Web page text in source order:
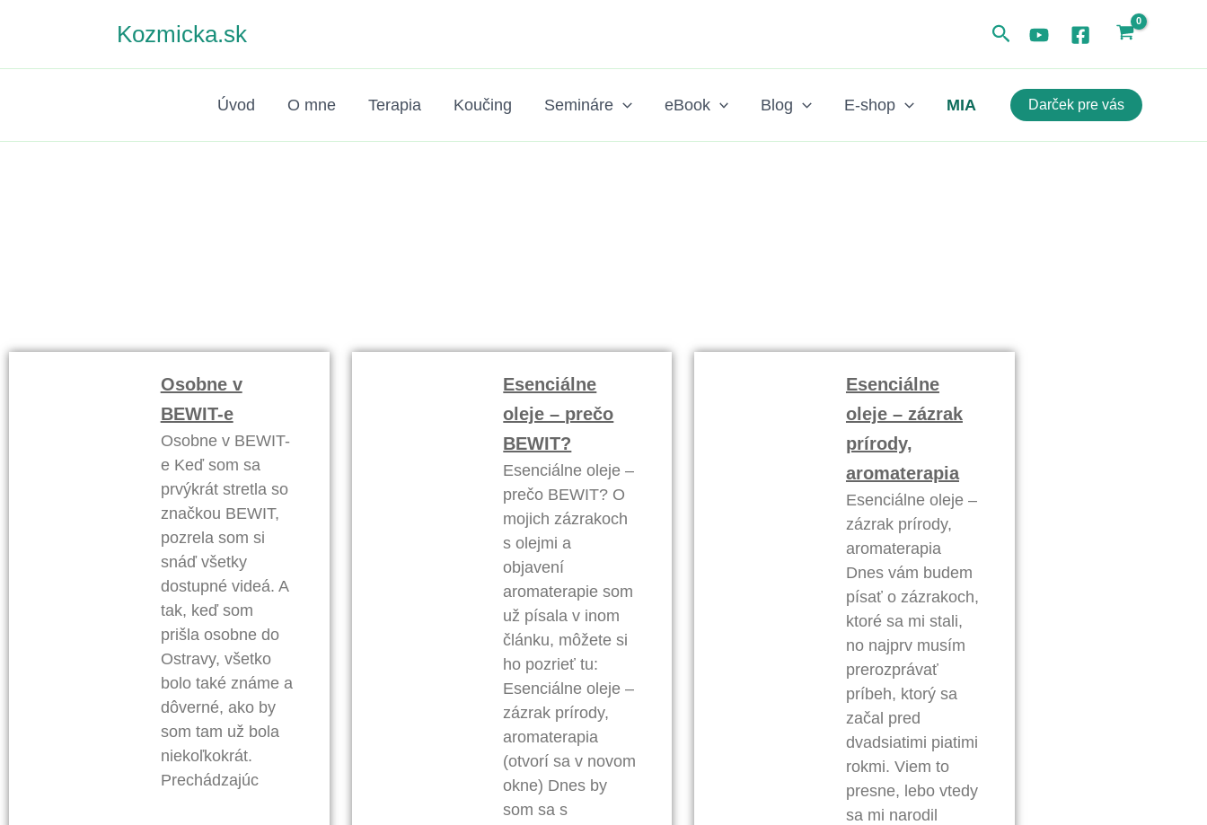
obsah
Kozmicka.sk Hľadať
Úvod O mne Terapia Koučing Semináre eBook Blog E-shop MIA Darček pre vás
Osobne v
BEWIT-e
Osobne v BEWIT-
e Keď som sa
prvýkrát stretla so
značkou BEWIT,
pozrela som si
snáď všetky
dostupné videá. A
tak, keď som
prišla osobne do
Ostravy, všetko
bolo také známe a
dôverné, ako by
som tam už bola
niekoľkokrát.
Prechádzajúc
Esenciálne
oleje – prečo
BEWIT?
Esenciálne oleje –
prečo BEWIT? O
mojich zázrakoch
s olejmi a
objavení
aromaterapie som
už písala v inom
článku, môžete si
ho pozrieť tu:
Esenciálne oleje –
zázrak prírody,
aromaterapia
(otvorí sa v novom
okne) Dnes by
som sa s
Esenciálne
oleje – zázrak
prírody,
aromaterapia
Esenciálne oleje –
zázrak prírody,
aromaterapia
Dnes vám budem
písať o zázrakoch,
ktoré sa mi stali,
no najprv musím
prerozprávať
príbeh, ktorý sa
začal pred
dvadsiatimi piatimi
rokmi. Viem to
presne, lebo vtedy
sa mi narodil